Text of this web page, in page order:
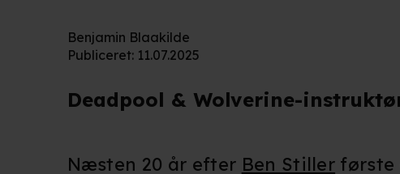
Benjamin Blaakilde
Publiceret: 11.07.2025
Deadpool & Wolverine-
Næsten 20 år efter Ben Stiller første